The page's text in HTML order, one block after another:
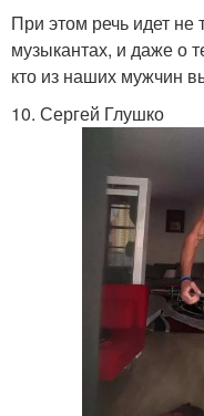
При этом речь идет не
музыкантах, и даже о
кто из наших мужчин
10. Сергей Глушко